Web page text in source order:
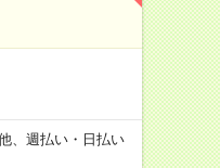
、週払い・日払い